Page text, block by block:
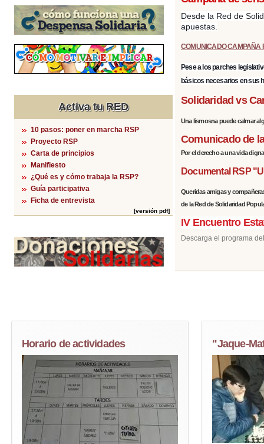
Desde la Red de
apuestas.
COMUNICADO CAMPAÑA
Pese a los parches
básicos necesarios en sus
Solidaridad vs
Una lismosna puede calmar
Comunicado de
Por el derecho a una vida
Documental RSP
Queridas amigas y
de la Red de Solidaridad
IV Encuentro
Descarga el programa
Activa tu RED
10 pasos: poner en marcha RSP
Proyecto RSP
Carta de principios
Manifiesto
¿Qué es y cómo trabaja la RSP?
Guía participativa
Ficha de entrevista
[versión pdf]
Horario de actividades "Jaque-